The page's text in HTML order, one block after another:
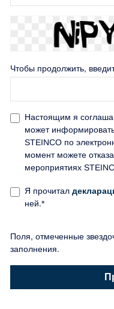
Чтобы продолжить,
Настоящим я
может
STEINCO по
момент можете
мероприятиях
Я прочитал
ней.*
Поля, отмеченные
заполнения.